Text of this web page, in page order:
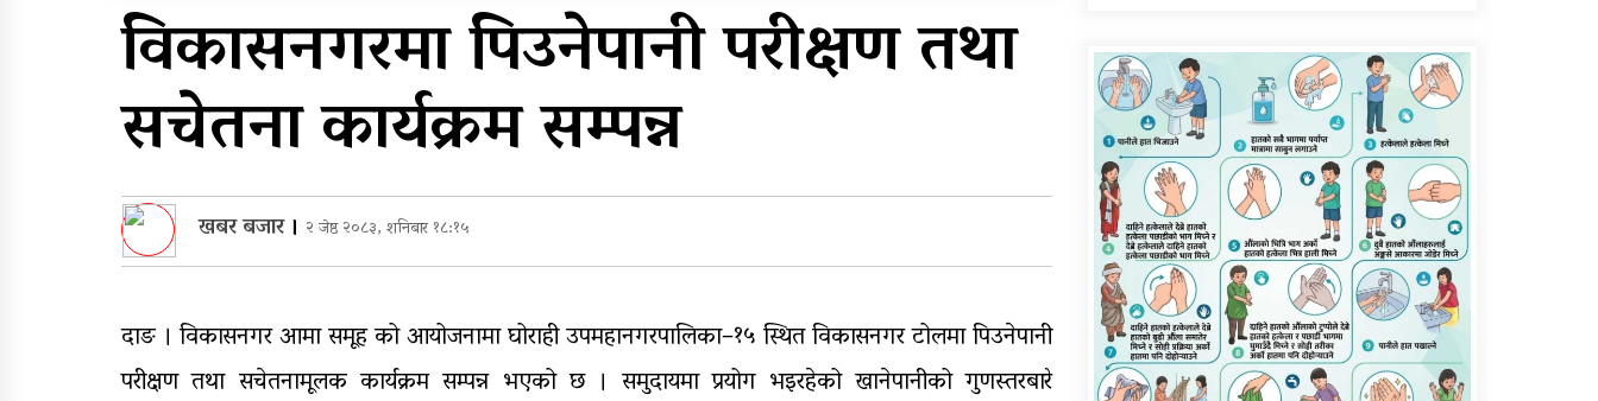
शुल्कदर यस्तो छ…
घरमाथि पहिरो खस्दा ३ वर्षीय
बालकको मृत्यु, दुई घाइते
घरमाथिबाट पहिरो खसेपछि १३ पाँच लाख घुससहित कर
अधिकृत रंगेहात पक्राऊ
विकासनगरमा पिउनेपानी परीक्षण तथा
सचेतना कार्यक्रम सम्पन्न
खबर बजार। २ जेष्ठ २०८३, शनिबार १८:१५
दाङ । विकासनगर आमा समूह को आयोजनामा घोराही उपमहानगरपालिका–१५ स्थित विकासनगर टोलमा पिउनेपानी
परीक्षण तथा सचेतनामूलक कार्यक्रम सम्पन्न भएको छ । समुदायमा प्रयोग भइरहेको खानेपानीको गुणस्तरबारे